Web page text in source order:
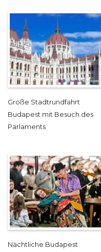
Große Stadtrundfahrt
Budapest mit Besuch des
Parlaments
Nächtliche Budapest